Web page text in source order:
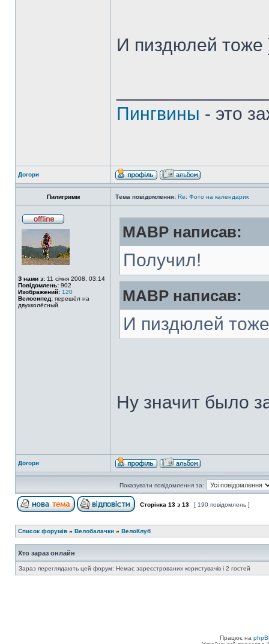
И пиздюлей тоже
Пингвины - это
Догори
Пилигримм Тема повідомлення: Re: Фото на календарик
З нами з: 11 січня 2008, 03:14
Повідомлень: 902
Изображений: 120
Велосипед: перешёл на
двухколёсный
MABP написав:
Получил!
MABP написав:
И пиздюлей
Ну значит было
Догори
Показувати повідомлення за:
Сторінка 13 з 13 [ 190 повідомлень ]
Список форумів » Велобалачки » ВелоКлуб
Хто зараз онлайн
Зараз переглядають цей форум: Немає зареєстрованих користувачів і 2 гостей
Працює на